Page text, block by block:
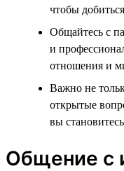
чтобы
Общайтесь с
и
отношения и
Важно не
открытые
вы
Общение с